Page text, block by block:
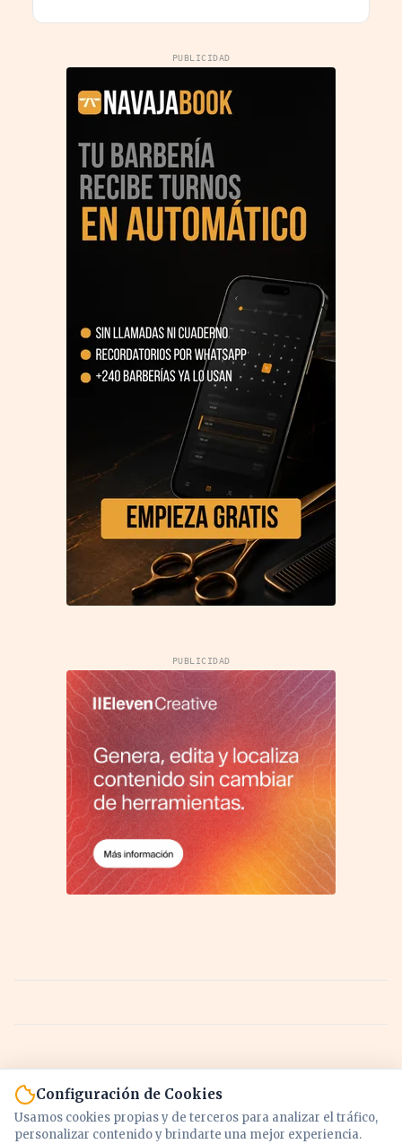
PUBLICIDAD
PUBLICIDAD
Configuración de Cookies
Usamos cookies propias y de terceros para analizar el tráfico,
personalizar contenido y brindarte una mejor experiencia.